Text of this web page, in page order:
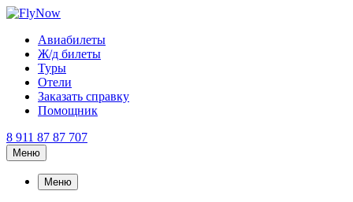
Авиабилеты
Ж/д билеты
Туры
Отели
Заказать справку
Помощник
8 911 87 87 707
Меню
Меню